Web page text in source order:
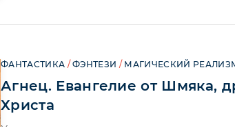
ФАНТАСТИКА /ФЭНТЕЗИ / МАГИЧЕСКИЙ
Агнец. Евангелие от Шмяка,
Христа